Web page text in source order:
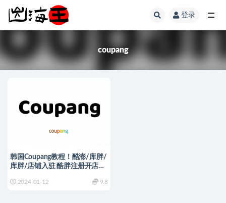
登录
coupang
韩国Coupang教程！酷澎/库胖/
库胖/店铺入驻 酷胖注册开店运
2024-01-12 9.8
全部